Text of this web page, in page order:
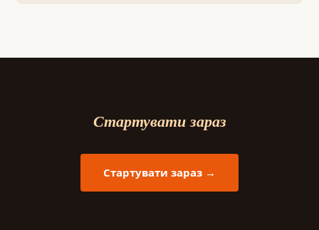
Стартувати зараз
Стартувати зараз →